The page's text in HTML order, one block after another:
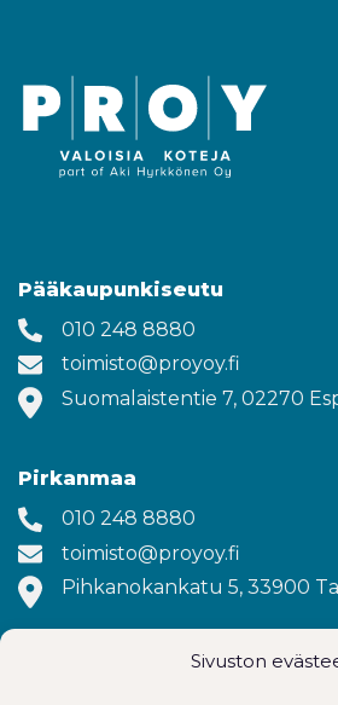
Sivuston
Pääkaupunkiseutu
010 248 8880
toimisto@proyoy.fi
Suomalaistentie 7, 02270
Pirkanmaa
010 248 8880
toimisto@proyoy.fi
Pihkanokankatu 5, 33900